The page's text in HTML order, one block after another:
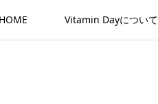
HOME Vitamin Dayについて